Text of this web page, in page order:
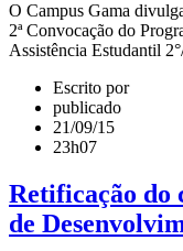
O Campus Gama
2ª Convocação do
Assistência Estudantil
Escrito por
publicado
21/09/15
23h07
Retificação do
de